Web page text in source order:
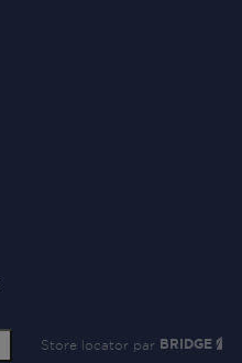
Store locator par BRIDGE